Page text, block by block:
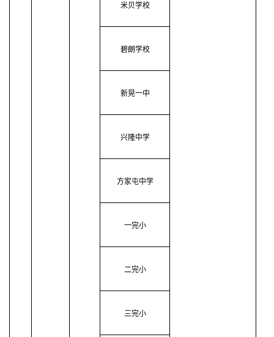
米贝学校
碧朗学校
新晃一中
兴隆中学
方家屯中学
一完小
二完小
三完小